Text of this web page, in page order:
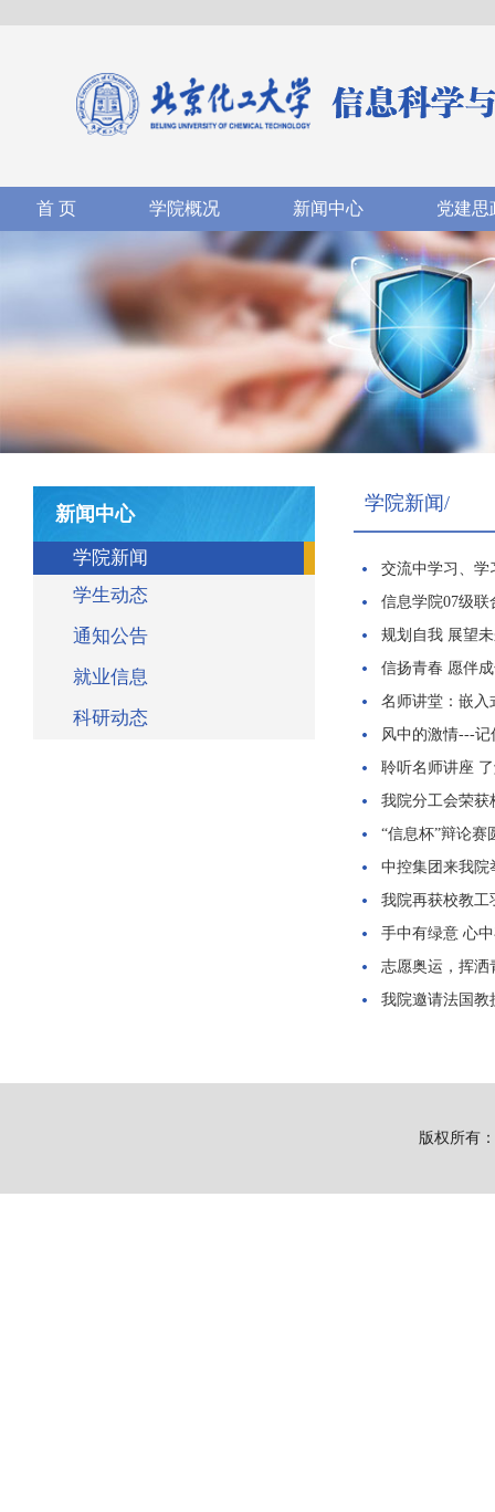
首 页 学院概况 新闻中心 党建思
新闻中心
学院新闻
学生动态
通知公告
就业信息
科研动态
学院新闻/
交流中学习、学
信息学院07级
规划自我 展望
信扬青春 愿伴
名师讲堂：嵌入
风中的激情---
聆听名师讲座
我院分工会荣获
“信息杯”辩论赛
中控集团来我院
我院再获校教工
手中有绿意 心
志愿奥运，挥洒
我院邀请法国教
版权所有